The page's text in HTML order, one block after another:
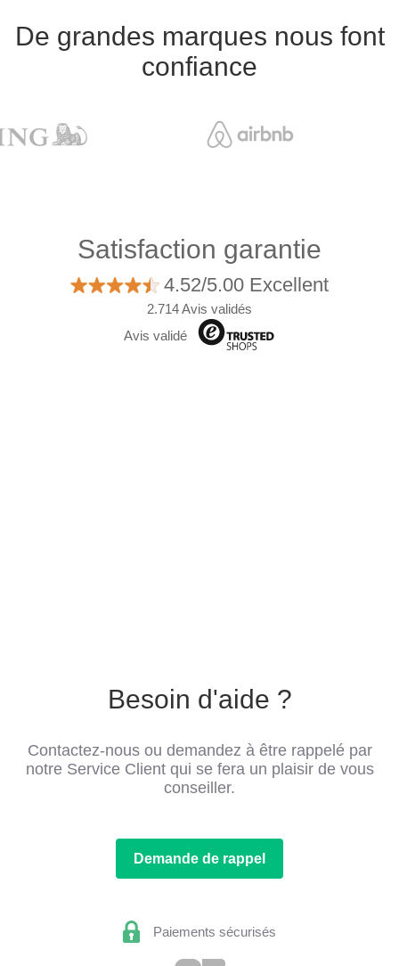
De grandes marques nous font
confiance
Satisfaction garantie
4.52/5.00 Excellent
2.714 Avis validés
Avis validé
Besoin d'aide ?
Contactez-nous ou demandez à être rappelé par
notre Service Client qui se fera un plaisir de vous
conseiller.
Demande de rappel
Paiements sécurisés